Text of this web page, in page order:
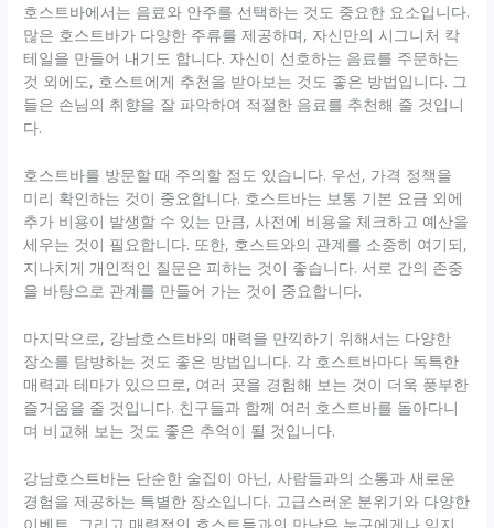
호스트바에서는 음료와 안주를 선택하는 것도 중요한 요소입니다.
많은 호스트바가 다양한 주류를 제공하며, 자신만의 시그니처 칵
테일을 만들어 내기도 합니다. 자신이 선호하는 음료를 주문하는
것 외에도, 호스트에게 추천을 받아보는 것도 좋은 방법입니다. 그
들은 손님의 취향을 잘 파악하여 적절한 음료를 추천해 줄 것입니
다.
호스트바를 방문할 때 주의할 점도 있습니다. 우선, 가격 정책을
미리 확인하는 것이 중요합니다. 호스트바는 보통 기본 요금 외에
추가 비용이 발생할 수 있는 만큼, 사전에 비용을 체크하고 예산을
세우는 것이 필요합니다. 또한, 호스트와의 관계를 소중히 여기되,
지나치게 개인적인 질문은 피하는 것이 좋습니다. 서로 간의 존중
을 바탕으로 관계를 만들어 가는 것이 중요합니다.
마지막으로, 강남호스트바의 매력을 만끽하기 위해서는 다양한
장소를 탐방하는 것도 좋은 방법입니다. 각 호스트바마다 독특한
매력과 테마가 있으므로, 여러 곳을 경험해 보는 것이 더욱 풍부한
즐거움을 줄 것입니다. 친구들과 함께 여러 호스트바를 돌아다니
며 비교해 보는 것도 좋은 추억이 될 것입니다.
강남호스트바는 단순한 술집이 아닌, 사람들과의 소통과 새로운
경험을 제공하는 특별한 장소입니다. 고급스러운 분위기와 다양한